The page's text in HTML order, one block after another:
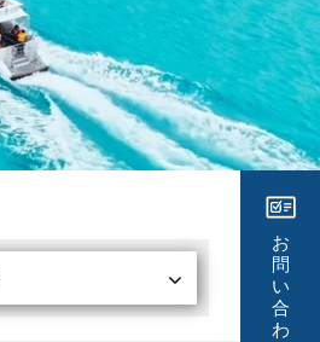
お
問
い
合
わ